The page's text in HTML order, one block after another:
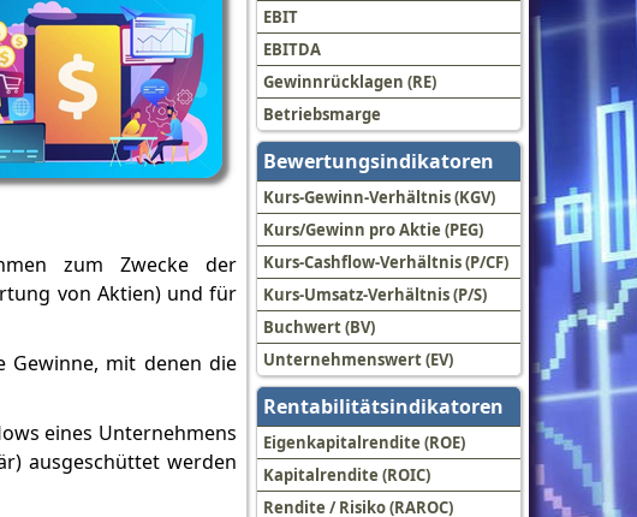
EBIT
EBITDA
Gewinnrücklagen (RE)
Betriebsmarge
Bewertungsindikatoren
Kurs-Gewinn-Verhältnis (KGV)
Kurs/Gewinn pro Aktie (PEG)
Kurs-Cashflow-Verhältnis (P/CF)
Kurs-Umsatz-Verhältnis (P/S)
Buchwert (BV)
Unternehmenswert (EV)
Rentabilitätsindikatoren
Eigenkapitalrendite (ROE)
Kapitalrendite (ROIC)
Rendite / Risiko (RAROC)
zum Zwecke der
von Aktien) und für
Gewinne, mit denen die
eines Unternehmens
ausgeschüttet werden